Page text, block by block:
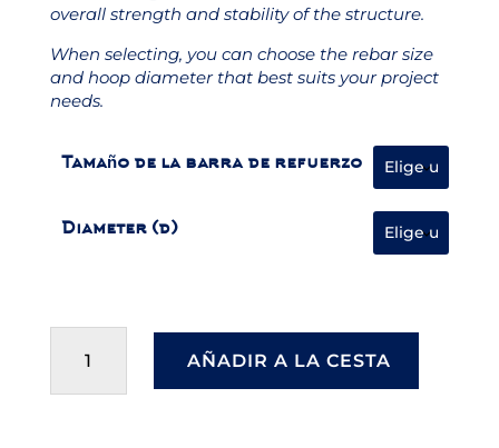
overall strength and stability of the structure.
When selecting, you can choose the rebar size
and hoop diameter that best suits your project
needs.
Tamaño de la barra de refuerzo
Diameter (d)
AÑADIR A LA CESTA